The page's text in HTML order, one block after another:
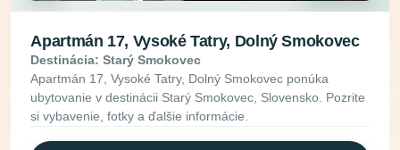
Apartmán 17, Vysoké Tatry, Dolný Smokovec
Destinácia: Starý Smokovec
Apartmán 17, Vysoké Tatry, Dolný Smokovec ponúka
ubytovanie v destinácii Starý Smokovec, Slovensko. Pozrite
si vybavenie, fotky a ďalšie informácie.